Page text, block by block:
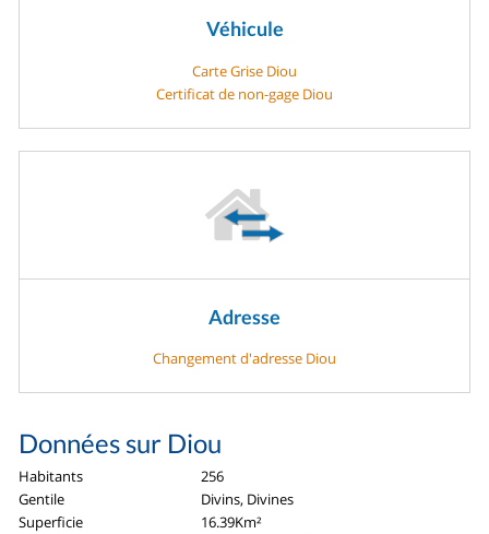
Véhicule
Carte Grise Diou
Certificat de non-gage Diou
Adresse
Changement d'adresse Diou
Données sur Diou
Habitants
256
Gentile
Divins, Divines
Superficie
16.39Km²